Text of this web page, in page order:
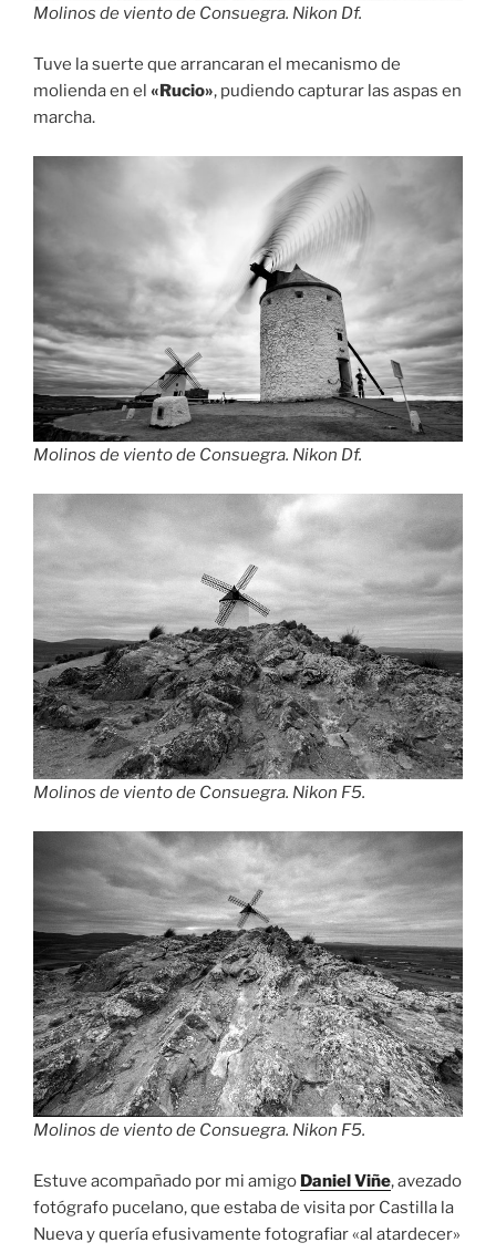
Molinos de viento de Consuegra. Nikon Df.
Tuve la suerte que arrancaran el mecanismo de
molienda en el «Rucio», pudiendo capturar las aspas en
marcha.
Molinos de viento de Consuegra. Nikon Df.
Molinos de viento de Consuegra. Nikon F5.
Molinos de viento de Consuegra. Nikon F5.
Estuve acompañado por mi amigo Daniel Viñe, avezado
fotógrafo pucelano, que estaba de visita por Castilla la
Nueva y quería efusivamente fotografiar «al atardecer»